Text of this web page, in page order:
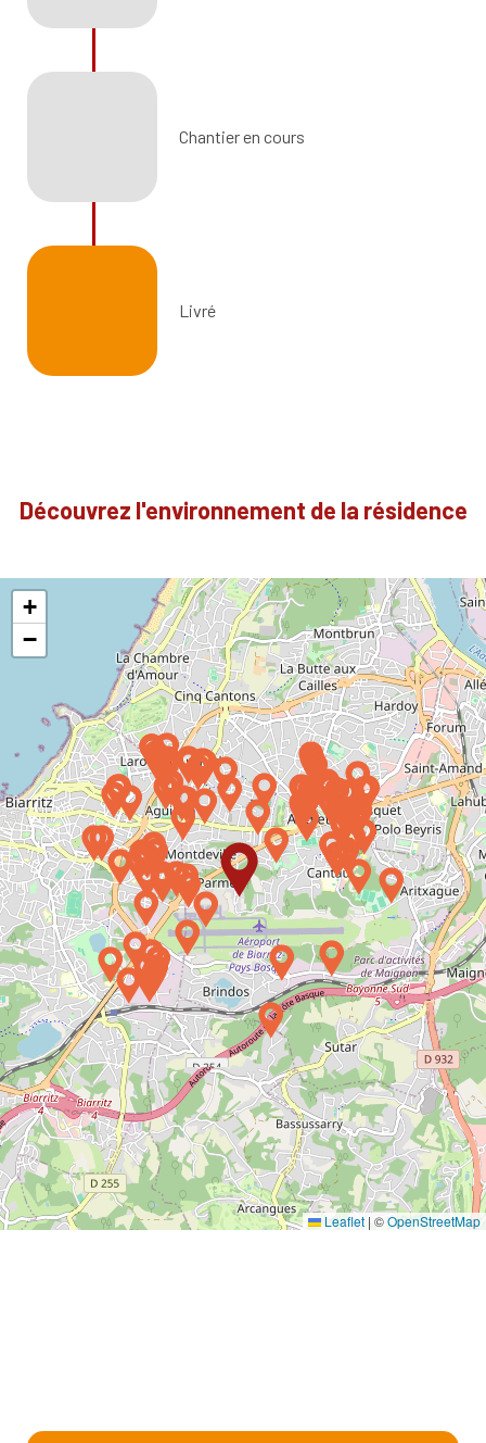
Chantier en cours
Livré
Découvrez l'environnement de la résidence
+
−
Leaflet | ©OpenStreetMap